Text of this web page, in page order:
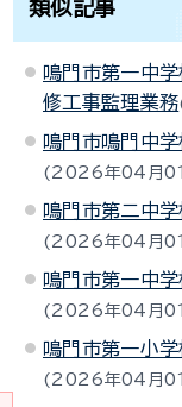
類似記事
鳴門市第一中
修工事監理業務
鳴門市鳴門中
2026年04月
鳴門市第二中
2026年04月
鳴門市第一中
2026年04月
鳴門市第一小
2026年04月